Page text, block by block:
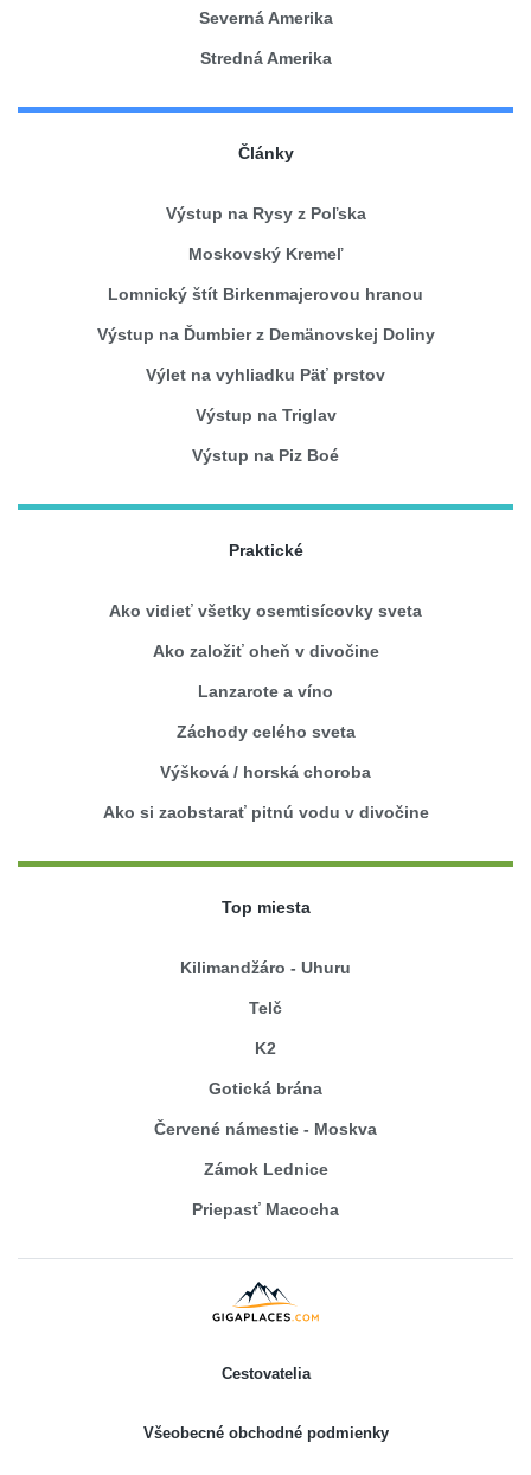
Severná Amerika
Stredná Amerika
Články
Výstup na Rysy z Poľska
Moskovský Kremeľ
Lomnický štít Birkenmajerovou hranou
Výstup na Ďumbier z Demänovskej Doliny
Výlet na vyhliadku Päť prstov
Výstup na Triglav
Výstup na Piz Boé
Praktické
Ako vidieť všetky osemtisícovky sveta
Ako založiť oheň v divočine
Lanzarote a víno
Záchody celého sveta
Výšková / horská choroba
Ako si zaobstarať pitnú vodu v divočine
Top miesta
Kilimandžáro - Uhuru
Telč
K2
Gotická brána
Červené námestie - Moskva
Zámok Lednice
Priepasť Macocha
Cestovatelia
Všeobecné obchodné podmienky